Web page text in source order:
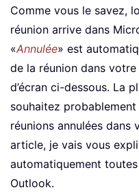
Comme vous le savez,
réunion arrive dans
«Annulée» est
de la réunion dans
d’écran ci-dessous. La
souhaitez
réunions annulées dans
article, je vais vous
automatiquement
Outlook.